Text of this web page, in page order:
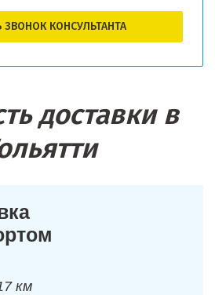
ЗВОНОК КОНСУЛЬТАНТА
доставки в
км